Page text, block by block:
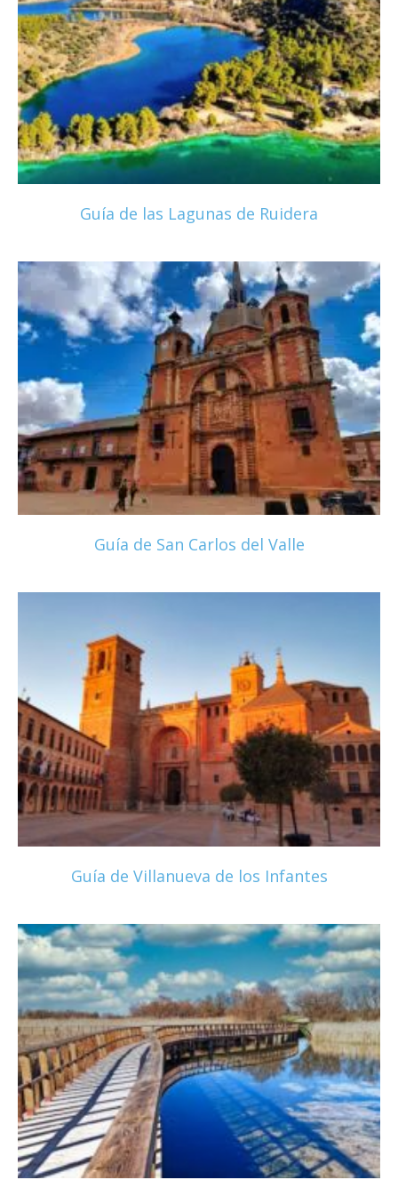
Guía de las Lagunas de Ruidera
Guía de San Carlos del Valle
Guía de Villanueva de los Infantes